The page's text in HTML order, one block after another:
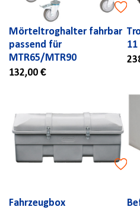
Mörteltroghalter fahrbar
passend für
MTR65/MTR90
132,00 €
11
Fahrzeugbox